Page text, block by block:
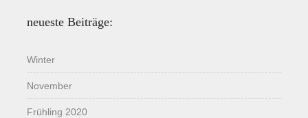
neueste Beiträge:
Winter
November
Frühling 2020